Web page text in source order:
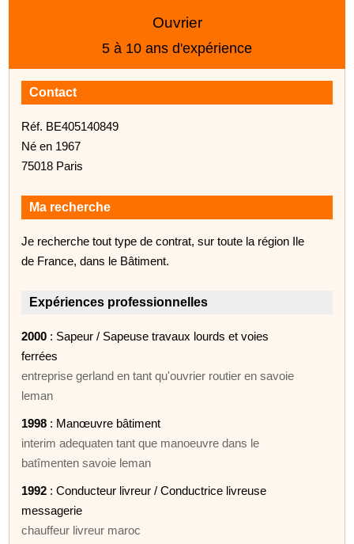
Ouvrier
5 à 10 ans d'expérience
Contact
Réf. BE405140849
Né en 1967
75018 Paris
Ma recherche
Je recherche tout type de contrat, sur toute la région Ile
de France, dans le Bâtiment.
Expériences professionnelles
2000 : Sapeur / Sapeuse travaux lourds et voies
ferrées
entreprise gerland en tant qu'ouvrier routier en savoie
leman
1998 : Manœuvre bâtiment
interim adequaten tant que manoeuvre dans le
batîmenten savoie leman
1992 : Conducteur livreur / Conductrice livreuse
messagerie
chauffeur livreur maroc